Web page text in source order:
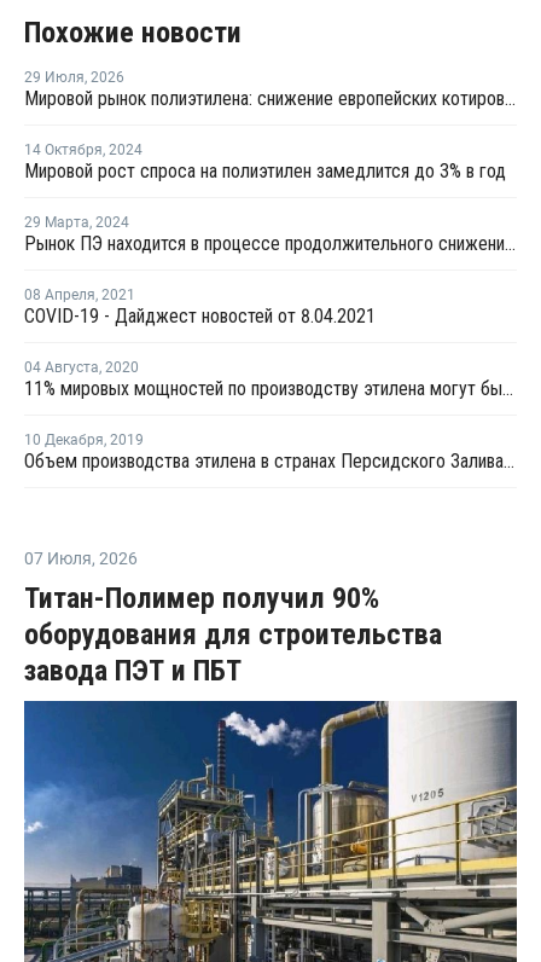
Похожие новости
29 Июля, 2026
Мировой рынок полиэтилена: снижение европейских котировок и перестройка ценового диапазона в Китае
14 Октября, 2024
Мировой рост спроса на полиэтилен замедлится до 3% в год
29 Марта, 2024
Рынок ПЭ находится в процессе продолжительного снижения показателей загрузки и рентабельности
08 Апреля, 2021
COVID-19 - Дайджест новостей от 8.04.2021
04 Августа, 2020
11% мировых мощностей по производству этилена могут быть закрыты - Dow
10 Декабря, 2019
Объем производства этилена в странах Персидского Залива вырастет на 53% к 2030 году
07 Июля, 2026
Титан-Полимер получил 90%
оборудования для строительства
завода ПЭТ и ПБТ